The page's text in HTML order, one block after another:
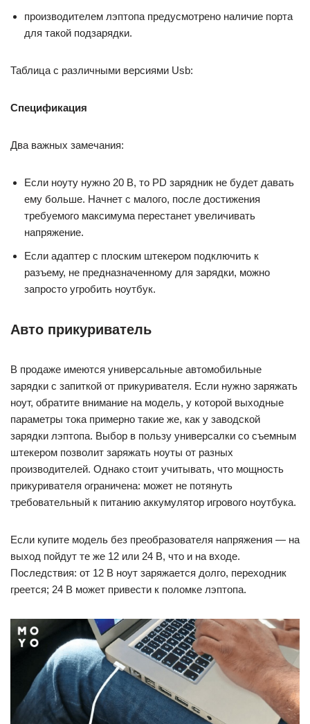
производителем лэптопа предусмотрено наличие порта
для такой подзарядки.
Таблица с различными версиями Usb:
Спецификация
Два важных замечания:
Если ноуту нужно 20 В, то PD зарядник не будет давать
ему больше. Начнет с малого, после достижения
требуемого максимума перестанет увеличивать
напряжение.
Если адаптер с плоским штекером подключить к
разъему, не предназначенному для зарядки, можно
запросто угробить ноутбук.
Авто прикуриватель
В продаже имеются универсальные автомобильные
зарядки с запиткой от прикуривателя. Если нужно заряжать
ноут, обратите внимание на модель, у которой выходные
параметры тока примерно такие же, как у заводской
зарядки лэптопа. Выбор в пользу универсалки со съемным
штекером позволит заряжать ноуты от разных
производителей. Однако стоит учитывать, что мощность
прикуривателя ограничена: может не потянуть
требовательный к питанию аккумулятор игрового ноутбука.
Если купите модель без преобразователя напряжения — на
выход пойдут те же 12 или 24 В, что и на входе.
Последствия: от 12 В ноут заряжается долго, переходник
греется; 24 В может привести к поломке лэптопа.